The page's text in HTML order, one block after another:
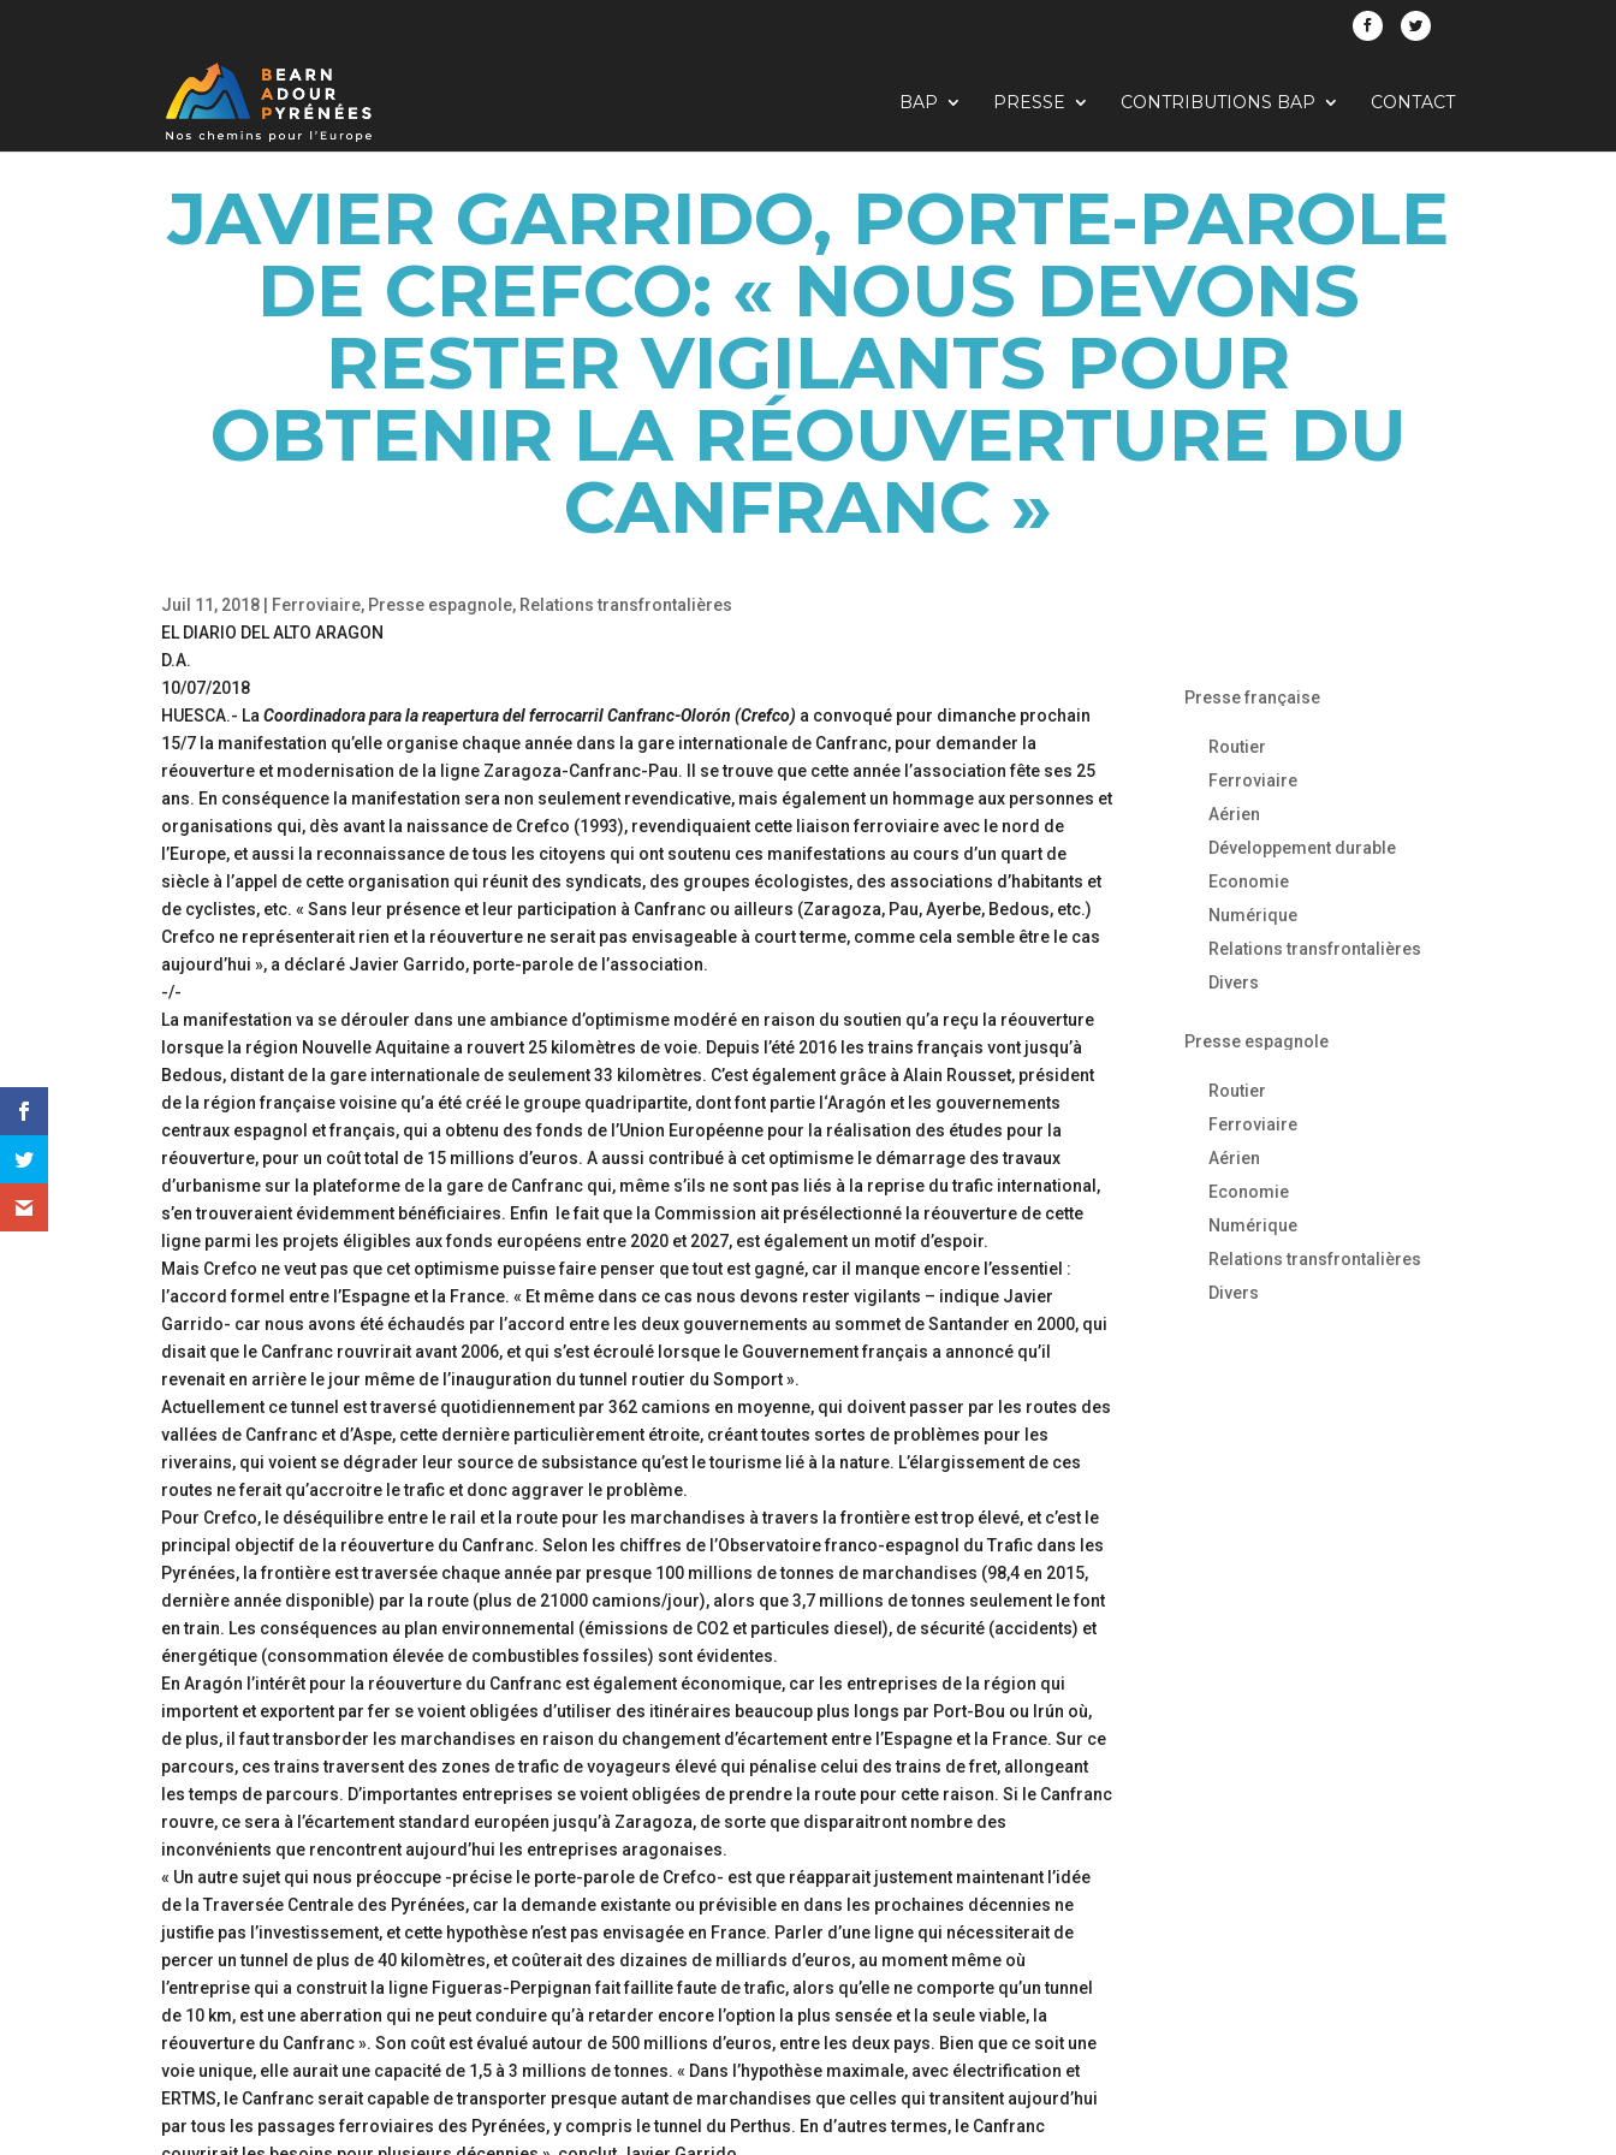
BAP PRESSE CONTRIBUTIONS BAP CONTACT
JAVIER GARRIDO, PORTE-PAROLE
DE CREFCO: « NOUS DEVONS
RESTER VIGILANTS POUR
OBTENIR LA RÉOUVERTURE DU
CANFRANC »
Juil 11, 2018 Ferroviaire, Presse espagnole, Relations transfrontalières
EL DIARIO DEL ALTO ARAGON
D.A.
10/07/2018
HUESCA.- LaCoordinadora para la reapertura del ferrocarril Canfranc-Olorón (Crefco) a convoqué pour dimanche prochain
15/7 la manifestation qu’elle organise chaque année dans la gare internationale de Canfranc, pour demander la
réouverture et modernisation de la ligne Zaragoza-Canfranc-Pau. Il se trouve que cette année l’association fête ses 25
ans. En conséquence la manifestation sera non seulement revendicative, mais également un hommage aux personnes et
organisations qui, dès avant la naissance de Crefco (1993), revendiquaient cette liaison ferroviaire avec le nord de
l’Europe, et aussi la reconnaissance de tous les citoyens qui ont soutenu ces manifestations au cours d’un quart de
siècle à l’appel de cette organisation qui réunit des syndicats, des groupes écologistes, des associations d’habitants et
de cyclistes, etc. « Sans leur présence et leur participation à Canfranc ou ailleurs (Zaragoza, Pau, Ayerbe, Bedous, etc.)
Crefco ne représenterait rien et la réouverture ne serait pas envisageable à court terme, comme cela semble être le cas
aujourd’hui », a déclaré Javier Garrido, porte-parole de l’association.
-/-
La manifestation va se dérouler dans une ambiance d’optimisme modéré en raison du soutien qu’a reçu la réouverture
lorsque la région Nouvelle Aquitaine a rouvert 25 kilomètres de voie. Depuis l’été 2016 les trains français vont jusqu’à
Bedous, distant de la gare internationale de seulement 33 kilomètres. C’est également grâce à Alain Rousset, président
de la région française voisine qu’a été créé le groupe quadripartite, dont font partie l‘Aragón et les gouvernements
centraux espagnol et français, qui a obtenu des fonds de l’Union Européenne pour la réalisation des études pour la
réouverture, pour un coût total de 15 millions d’euros. A aussi contribué à cet optimisme le démarrage des travaux
d’urbanisme sur la plateforme de la gare de Canfranc qui, même s’ils ne sont pas liés à la reprise du trafic international,
s’en trouveraient évidemment bénéficiaires. Enfin le fait que la Commission ait présélectionné la réouverture de cette
ligne parmi les projets éligibles aux fonds européens entre 2020 et 2027, est également un motif d’espoir.
Mais Crefco ne veut pas que cet optimisme puisse faire penser que tout est gagné, car il manque encore l’essentiel :
l’accord formel entre l’Espagne et la France. « Et même dans ce cas nous devons rester vigilants – indique Javier
Garrido- car nous avons été échaudés par l’accord entre les deux gouvernements au sommet de Santander en 2000, qui
disait que le Canfranc rouvrirait avant 2006, et qui s’est écroulé lorsque le Gouvernement français a annoncé qu’il
revenait en arrière le jour même de l’inauguration du tunnel routier du Somport ».
Actuellement ce tunnel est traversé quotidiennement par 362 camions en moyenne, qui doivent passer par les routes des
vallées de Canfranc et d’Aspe, cette dernière particulièrement étroite, créant toutes sortes de problèmes pour les
riverains, qui voient se dégrader leur source de subsistance qu’est le tourisme lié à la nature. L’élargissement de ces
routes ne ferait qu’accroitre le trafic et donc aggraver le problème.
Pour Crefco, le déséquilibre entre le rail et la route pour les marchandises à travers la frontière est trop élevé, et c’est le
principal objectif de la réouverture du Canfranc. Selon les chiffres de l’Observatoire franco-espagnol du Trafic dans les
Pyrénées, la frontière est traversée chaque année par presque 100 millions de tonnes de marchandises (98,4 en 2015,
dernière année disponible) par la route (plus de 21000 camions/jour), alors que 3,7 millions de tonnes seulement le font
en train. Les conséquences au plan environnemental (émissions de CO2 et particules diesel), de sécurité (accidents) et
énergétique (consommation élevée de combustibles fossiles) sont évidentes.
En Aragón l’intérêt pour la réouverture du Canfranc est également économique, car les entreprises de la région qui
importent et exportent par fer se voient obligées d’utiliser des itinéraires beaucoup plus longs par Port-Bou ou Irún où,
de plus, il faut transborder les marchandises en raison du changement d’écartement entre l’Espagne et la France. Sur ce
parcours, ces trains traversent des zones de trafic de voyageurs élevé qui pénalise celui des trains de fret, allongeant
les temps de parcours. D’importantes entreprises se voient obligées de prendre la route pour cette raison. Si le Canfranc
rouvre, ce sera à l’écartement standard européen jusqu’à Zaragoza, de sorte que disparaitront nombre des
inconvénients que rencontrent aujourd’hui les entreprises aragonaises.
« Un autre sujet qui nous préoccupe -précise le porte-parole de Crefco- est que réapparait justement maintenant l’idée
de la Traversée Centrale des Pyrénées, car la demande existante ou prévisible en dans les prochaines décennies ne
justifie pas l’investissement, et cette hypothèse n’est pas envisagée en France. Parler d’une ligne qui nécessiterait de
percer un tunnel de plus de 40 kilomètres, et coûterait des dizaines de milliards d’euros, au moment même où
l’entreprise qui a construit la ligne Figueras-Perpignan fait faillite faute de trafic, alors qu’elle ne comporte qu’un tunnel
de 10 km, est une aberration qui ne peut conduire qu’à retarder encore l’option la plus sensée et la seule viable, la
réouverture du Canfranc ». Son coût est évalué autour de 500 millions d’euros, entre les deux pays. Bien que ce soit une
voie unique, elle aurait une capacité de 1,5 à 3 millions de tonnes. « Dans l’hypothèse maximale, avec électrification et
ERTMS, le Canfranc serait capable de transporter presque autant de marchandises que celles qui transitent aujourd’hui
par tous les passages ferroviaires des Pyrénées, y compris le tunnel du Perthus. En d’autres termes, le Canfranc
Presse française
Routier
Ferroviaire
Aérien
Développement durable
Economie
Numérique
Relations transfrontalières
Divers
Presse espagnole
Routier
Ferroviaire
Aérien
Economie
Numérique
Relations transfrontalières
Divers